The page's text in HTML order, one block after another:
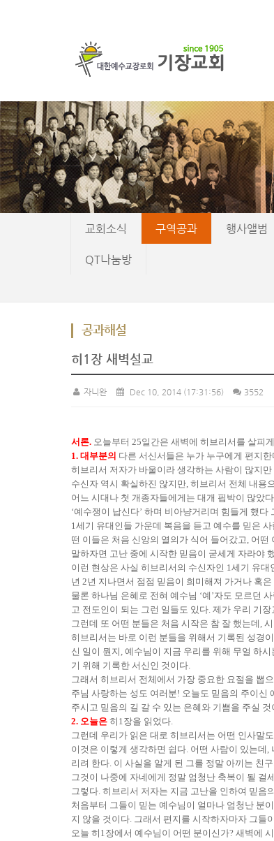
교회소식 구역공과 행사앨범
QT나눔방
공과해설
히1장 새벽설교
자니완 Dec 10, 2014 (17:31:56) 3552
서론. 오늘부터 25일간은 새벽에 히브리서를 살피
1. 대부분의 다른 서신서들은 누가 누구에게 편지
히브리서 저자가 바울이라 생각하는 사람이 많지
수신자 역시 확실하진 않지만, 히브리서 전체 내용
어느 시대나 첫 개종자들에게는 대개 핍박이 많았
‘예수쟁이 납신다’ 하며 비아냥거리며 힘들게 했다
1세기 유대인들 가운데 복음을 듣고 예수를 믿은
떤 이들은 처음 신앙의 열의가 식어 들어갔고, 어
말하자면 고난 중에 시작한 믿음이 굳세게 자라야
이런 현상은 사실 히브리서의 수신자인 1세기 유
년 2년 지나면서 점점 믿음이 희미해져 가거나 혹
물론 하나님 은혜로 전혀 예수님 ‘예’자도 모르던
고 전도인이 되는 그런 일들도 있다. 제가 우리 기
그런데 또 어떤 분들은 처음 시작은 참 잘 했는데,
히브리서는 바로 이런 분들을 위해서 기록된 성경
신 일이 뭔지, 예수님이 지금 우리를 위해 무얼 하
기 위해 기록한 서신인 것이다.
그래서 히브리서 전체에서 가장 중요한 요절을 뽑
주님 사랑하는 성도 여러분! 오늘도 믿음의 주이신
주시고 믿음의 길 갈 수 있는 은혜와 기쁨을 주실 것
2. 오늘은 히1장을 읽었다.
그런데 우리가 읽은 대로 히브리서는 어떤 인사말
이것은 이렇게 생각하면 쉽다. 어떤 사람이 있는데
리려 한다. 이 사실을 알게 된 그를 정말 아끼는 친
그것이 나중에 자네에게 정말 엄청난 축복이 될 걸
그렇다. 히브리서 저자는 지금 고난을 인하여 믿음
처음부터 그들이 믿는 예수님이 얼마나 엄청난 분
지 않을 것이다. 그래서 편지를 시작하자마자 그들
오늘 히1장에서 예수님이 어떤 분이신가? 새벽에